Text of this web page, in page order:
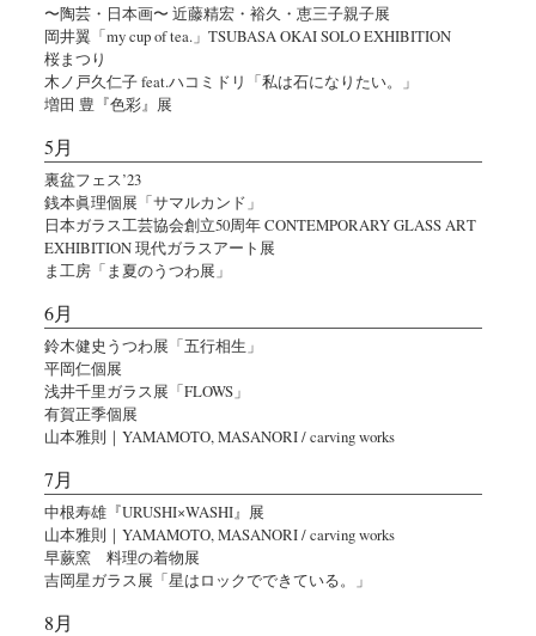
〜陶芸・日本画〜 近藤精宏・裕久・恵三子親子展
岡井翼「my cup of tea.」TSUBASA OKAI SOLO EXHIBITION
桜まつり
木ノ戸久仁子 feat.ハコミドリ「私は石になりたい。」
増田 豊『色彩』展
5月
裏盆フェス’23
銭本眞理個展「サマルカンド」
日本ガラス工芸協会創立50周年 CONTEMPORARY GLASS ART
EXHIBITION 現代ガラスアート展
ま工房「ま夏のうつわ展」
6月
鈴木健史うつわ展「五行相生」
平岡仁個展
浅井千里ガラス展「FLOWS」
有賀正季個展
山本雅則｜YAMAMOTO, MASANORI / carving works
7月
中根寿雄『URUSHI×WASHI』展
山本雅則｜YAMAMOTO, MASANORI / carving works
早蕨窯 料理の着物展
吉岡星ガラス展「星はロックでできている。」
8月